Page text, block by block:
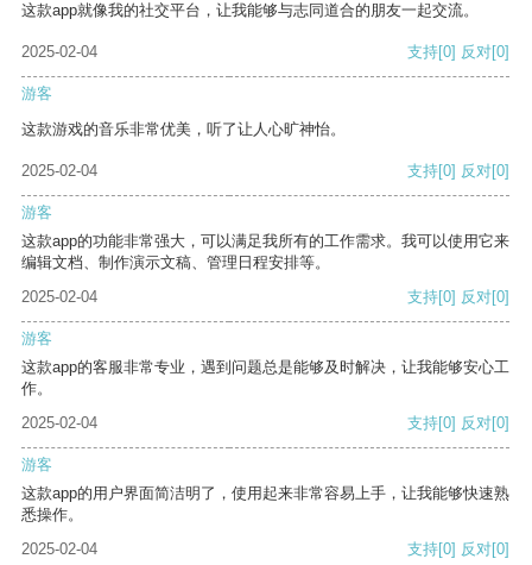
这款app就像我的社交平台，让我能够与志同道合的朋友一起交流。
2025-02-04 支持[0] 反对[0]
游客
这款游戏的音乐非常优美，听了让人心旷神怡。
2025-02-04 支持[0] 反对[0]
游客
这款app的功能非常强大，可以满足我所有的工作需求。我可以使用它来
编辑文档、制作演示文稿、管理日程安排等。
2025-02-04
支持[0] 反对[0]
游客
这款app的客服非常专业，遇到问题总是能够及时解决，让我能够安心工
作。
2025-02-04
支持[0] 反对[0]
游客
这款app的用户界面简洁明了，使用起来非常容易上手，让我能够快速熟
悉操作。
2025-02-04
支持[0] 反对[0]